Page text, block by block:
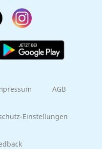
AGB
Einstellungen